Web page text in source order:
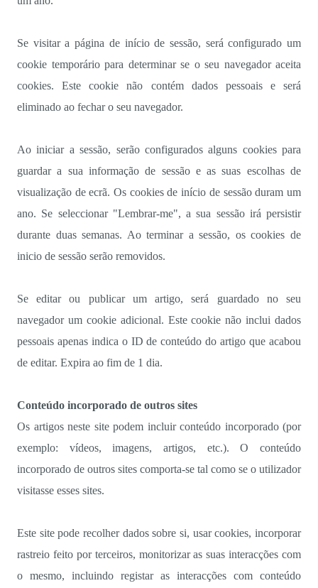
Se visitar a página de início de sessão, será configurado um
cookie temporário para determinar se o seu navegador aceita
cookies. Este cookie não contém dados pessoais e será
eliminado ao fechar o seu navegador.
Ao iniciar a sessão, serão configurados alguns cookies para
guardar a sua informação de sessão e as suas escolhas de
visualização de ecrã. Os cookies de início de sessão duram um
ano. Se seleccionar "Lembrar-me", a sua sessão irá persistir
durante duas semanas. Ao terminar a sessão, os cookies de
inicio de sessão serão removidos.
Se editar ou publicar um artigo, será guardado no seu
navegador um cookie adicional. Este cookie não inclui dados
pessoais apenas indica o ID de conteúdo do artigo que acabou
de editar. Expira ao fim de 1 dia.
Conteúdo incorporado de outros sites
Os artigos neste site podem incluir conteúdo incorporado (por
exemplo: vídeos, imagens, artigos, etc.). O conteúdo
incorporado de outros sites comporta-se tal como se o utilizador
visitasse esses sites.
Este site pode recolher dados sobre si, usar cookies, incorporar
rastreio feito por terceiros, monitorizar as suas interacções com
o mesmo, incluindo registar as interacções com conteúdo